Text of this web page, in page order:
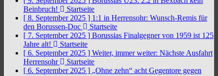
Beinbruch!
Startseite
[ 8. September 2025 ] 1:1 in Herrensohr: Wunsch-Remis für
den Borussen-Doc
Startseite
[ 7. September 2025 ] Borussias Finalgegner von 1959 ist 125
Jahre alt!
Startseite
[ 6. September 2025 ] Weiter, immer weiter: Nächste Ausfahrt
Herrensohr
Startseite
[ 6. September 2025 ] „Ohne zehn“ acht Gegentore gegen